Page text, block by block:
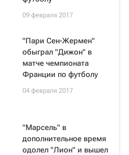
09 февраля 2017
"Пари Сен-Жермен"
обыграл "Дижон" в
матче чемпионата
Франции по футболу
04 февраля 2017
"Марсель" в
дополнительное время
одолел "Лион" и вышел